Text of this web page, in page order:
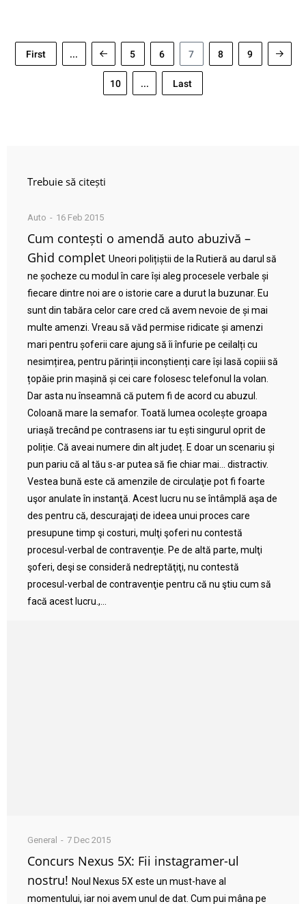
First ... 5 6 7 8 9
10 ... Last
Trebuie să citești
Auto 16 Feb 2015
Cum contești o amendă auto abuzivă –
Ghid complet Uneori polițiștii de la Rutieră au darul să
ne șocheze cu modul în care își aleg procesele verbale și
fiecare dintre noi are o istorie care a durut la buzunar. Eu
sunt din tabăra celor care cred că avem nevoie de și mai
multe amenzi. Vreau să văd permise ridicate și amenzi
mari pentru șoferii care ajung să îi înfurie pe ceilalți cu
nesimțirea, pentru părinții inconștienți care își lasă copiii să
țopăie prin mașină și cei care folosesc telefonul la volan.
Dar asta nu înseamnă că putem fi de acord cu abuzul.
Coloană mare la semafor. Toată lumea ocolește groapa
uriașă trecând pe contrasens iar tu ești singurul oprit de
poliție. Că aveai numere din alt județ. E doar un scenariu și
pun pariu că al tău s-ar putea să fie chiar mai… distractiv.
Vestea bună este că amenzile de circulaţie pot fi foarte
uşor anulate în instanţă. Acest lucru nu se întâmplă aşa de
des pentru că, descurajaţi de ideea unui proces care
presupune timp şi costuri, mulţi şoferi nu contestă
procesul-verbal de contravenţie. Pe de altă parte, mulţi
şoferi, deşi se consideră nedreptăţiţi, nu contestă
procesul-verbal de contravenţie pentru că nu ştiu cum să
facă acest lucru.,...
General 7 Dec 2015
Concurs Nexus 5X: Fii instagramer-ul
nostru! Noul Nexus 5X este un must-have al
momentului, iar noi avem unul de dat. Cum pui mâna pe